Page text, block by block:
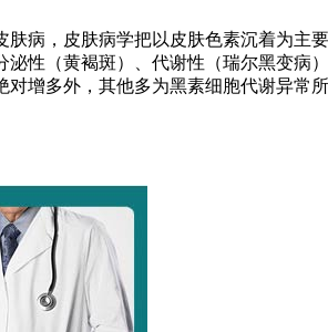
病，皮肤病学把以皮肤色素沉着为
性（黄褐斑）、代谢性（瑞尔黑变病
增多外，其他多为黑素细胞代谢异常所